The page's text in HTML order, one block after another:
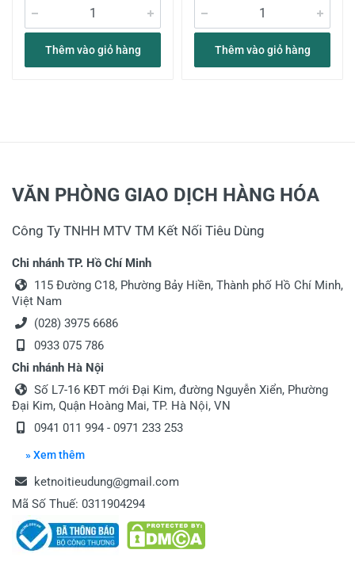
Thêm vào giỏ hàng Thêm vào giỏ hàng
VĂN PHÒNG GIAO DỊCH HÀNG HÓA
Công Ty TNHH MTV TM Kết Nối Tiêu Dùng
Chi nhánh TP. Hồ Chí Minh
115 Đường C18, Phường Bảy Hiền, Thành phố Hồ Chí Minh,
Việt Nam
(028) 3975 6686
0933 075 786
Chi nhánh Hà Nội
Số L7-16 KĐT mới Đại Kim, đường Nguyễn Xiển, Phường
Đại Kim, Quận Hoàng Mai, TP. Hà Nội, VN
0941 011 994 - 0971 233 253
» Xem thêm
ketnoitieudung@gmail.com
Mã Số Thuế: 0311904294